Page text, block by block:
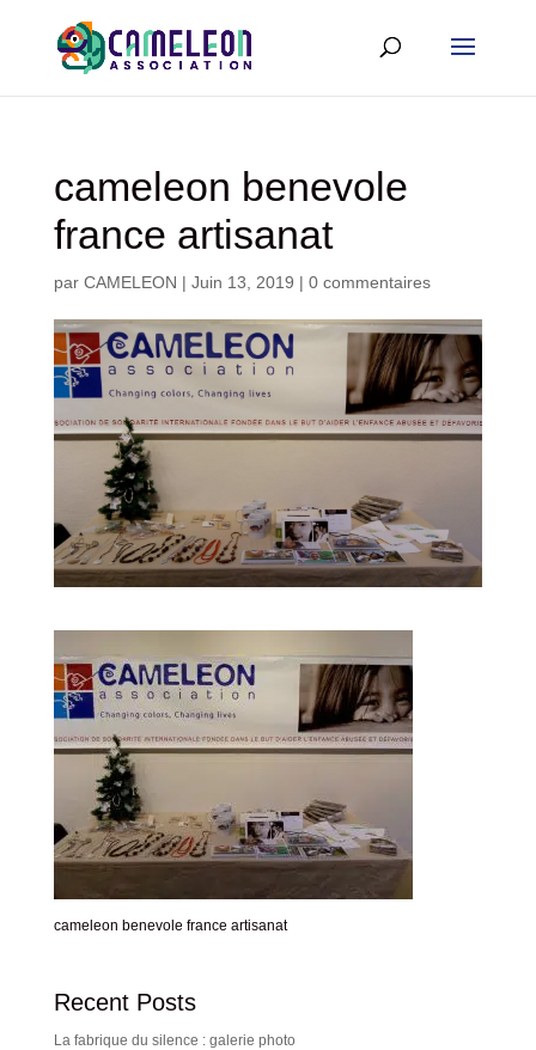
cameleon benevole
france artisanat
par CAMELEON | Juin 13, 2019 | 0 commentaires
cameleon benevole france artisanat
Recent Posts
La fabrique du silence : galerie photo